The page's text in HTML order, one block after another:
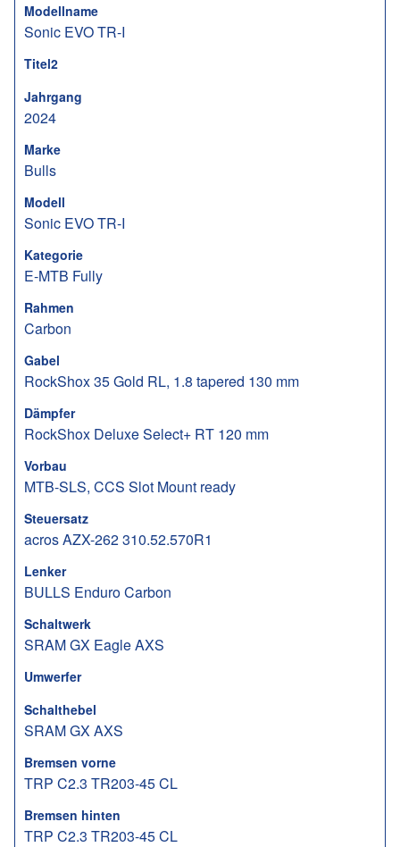
Modellname
Sonic EVO TR-I
Titel2
Jahrgang
2024
Marke
Bulls
Modell
Sonic EVO TR-I
Kategorie
E-MTB Fully
Rahmen
Carbon
Gabel
RockShox 35 Gold RL, 1.8 tapered 130 mm
Dämpfer
RockShox Deluxe Select+ RT 120 mm
Vorbau
MTB-SLS, CCS Slot Mount ready
Steuersatz
acros AZX-262 310.52.570R1
Lenker
BULLS Enduro Carbon
Schaltwerk
SRAM GX Eagle AXS
Umwerfer
Schalthebel
SRAM GX AXS
Bremsen vorne
TRP C2.3 TR203-45 CL
Bremsen hinten
TRP C2.3 TR203-45 CL